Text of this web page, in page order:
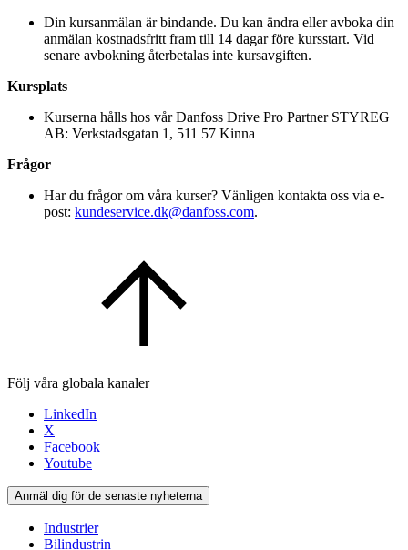
Din kursanmälan är bindande. Du kan ändra eller avboka din
anmälan kostnadsfritt fram till 14 dagar före kursstart. Vid
senare avbokning återbetalas inte kursavgiften.
Kursplats
Kurserna hålls hos vår Danfoss Drive Pro Partner STYREG
AB: Verkstadsgatan 1, 511 57 Kinna
Frågor
Har du frågor om våra kurser? Vänligen kontakta oss via e-
post: kundeservice.dk@danfoss.com.
Följ våra globala kanaler
LinkedIn
X
Facebook
Youtube
Anmäl dig för de senaste nyheterna
Industrier
Bilindustrin